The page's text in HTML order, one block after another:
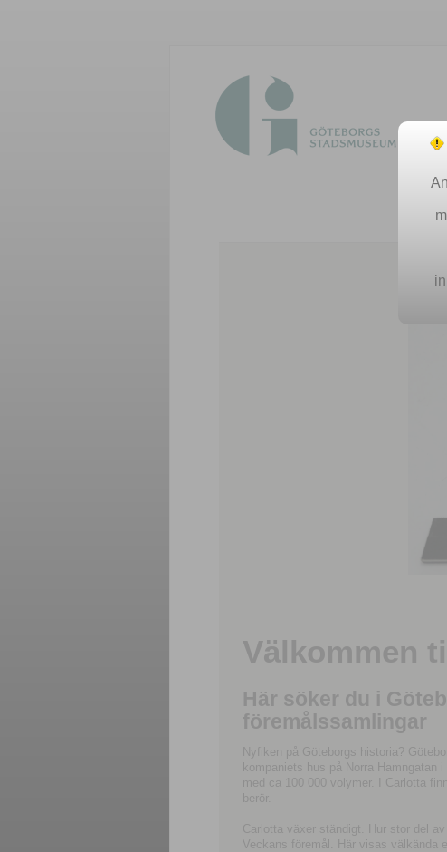
Välkommen
Här söker du i
föremålssamlingar
Nyfiken på Göteborgs historia?
kompaniets hus på Norra
med ca 100 000 volymer. I Carlotta
berör.
Carlotta växer ständigt. Hur stor del
Veckans föremål. Här visas välkända